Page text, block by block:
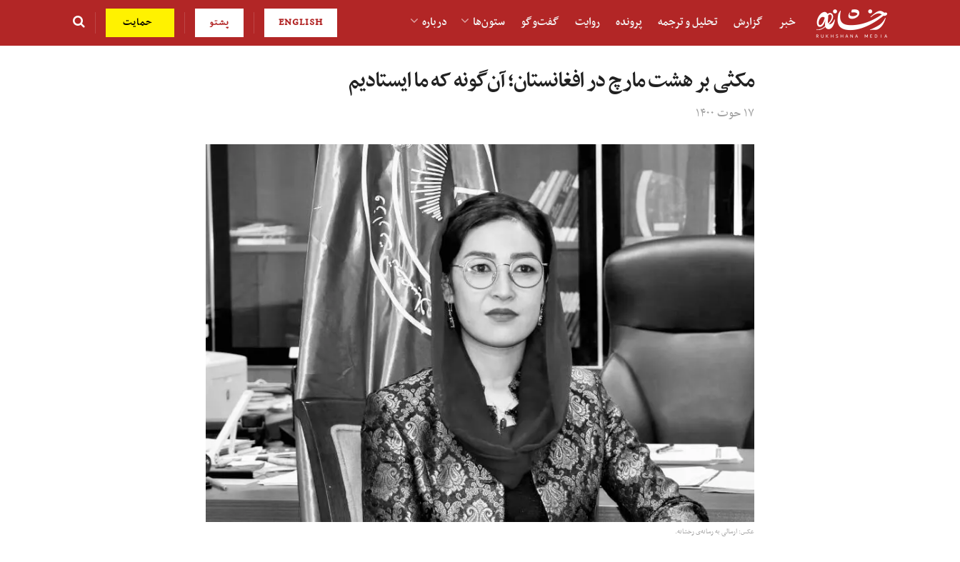
خبر گزارش تحلیل و ترجمه پرونده روایت گفت‌و‎گو ستون‌ها درباره ENGLISH پشتو حمایت
مکثی بر هشت مارچ در افغانستان؛ آن‌گونه که ما ایستادیم
۱۷ حوت ۱۴۰۰
عکس: ارسالی به رسانه‌ی رخشانه.